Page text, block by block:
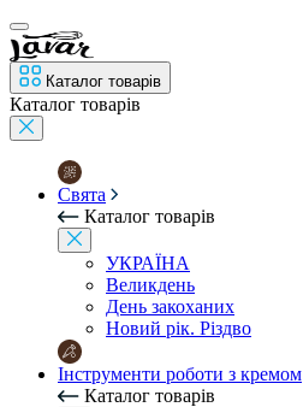
Каталог товарів
Каталог товарів
Свята
Каталог товарів
УКРАЇНА
Великдень
День закоханих
Новий рік. Різдво
Інструменти роботи з кремом
Каталог товарів